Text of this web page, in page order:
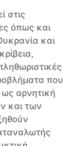
στις
όπως και
και
που
αρνητική
και των